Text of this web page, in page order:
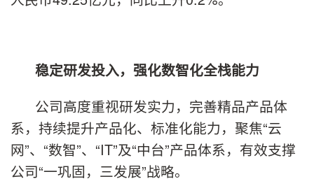
稳定研发投入，强化数智化全栈能力
公司高度重视研发实力，完善精品产品体
系，持续提升产品化、标准化能力，聚焦“云
网”、“数智”、“IT”及“中台”产品体系，有效支撑
公司“一巩固，三发展”战略。